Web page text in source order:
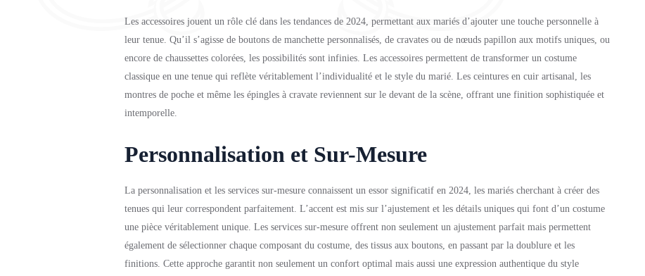
Les accessoires jouent un rôle clé dans les tendances de 2024, permettant aux mariés d’ajouter une touche personnelle à
leur tenue. Qu’il s’agisse de boutons de manchette personnalisés, de cravates ou de nœuds papillon aux motifs uniques, ou
encore de chaussettes colorées, les possibilités sont infinies. Les accessoires permettent de transformer un costume
classique en une tenue qui reflète véritablement l’individualité et le style du marié. Les ceintures en cuir artisanal, les
montres de poche et même les épingles à cravate reviennent sur le devant de la scène, offrant une finition sophistiquée et
intemporelle.
Personnalisation et Sur-Mesure
La personnalisation et les services sur-mesure connaissent un essor significatif en 2024, les mariés cherchant à créer des
tenues qui leur correspondent parfaitement. L’accent est mis sur l’ajustement et les détails uniques qui font d’un costume
une pièce véritablement unique. Les services sur-mesure offrent non seulement un ajustement parfait mais permettent
également de sélectionner chaque composant du costume, des tissus aux boutons, en passant par la doublure et les
finitions. Cette approche garantit non seulement un confort optimal mais aussi une expression authentique du style